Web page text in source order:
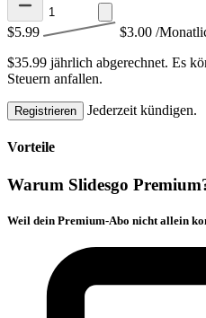
$5.99 $3.00 /
$35.99 jährlich abgerechnet. Es
Steuern anfallen.
Registrieren Jederzeit kündigen.
Vorteile
Warum Slidesgo
Weil dein Premium-Abo nicht allein